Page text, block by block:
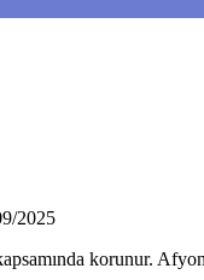
2025
korunur.